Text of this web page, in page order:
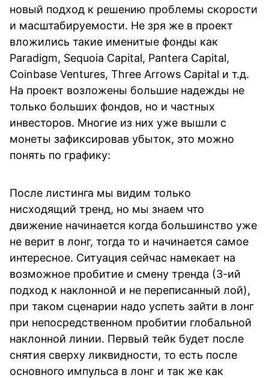
новый подход к решению проблемы скорости
и масштабируемости. Не зря же в проект
вложились такие именитые фонды как
Paradigm, Sequoia Capital, Pantera Capital,
Coinbase Ventures, Three Arrows Capital и т.д.
На проект возложены большие надежды не
только больших фондов, но и частных
инвесторов. Многие из них уже вышли с
монеты зафиксировав убыток, это можно
понять по графику:
После листинга мы видим только
нисходящий тренд, но мы знаем что
движение начинается когда большинство уже
не верит в лонг, тогда то и начинается самое
интересное. Ситуация сейчас намекает на
возможное пробитие и смену тренда (3-ий
подход к наклонной и не переписанный лой),
при таком сценарии надо успеть зайти в лонг
при непосредственном пробитии глобальной
наклонной линии. Первый тейк будет после
снятия сверху ликвидности, то есть после
основного импульса в лонг и так же как